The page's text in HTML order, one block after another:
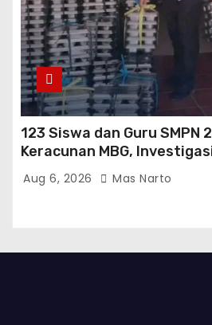
123 Siswa dan Guru SMPN
Keracunan MBG,
Sejumlah Pelanggaran di
Aug 6, 2026 Mas Narto